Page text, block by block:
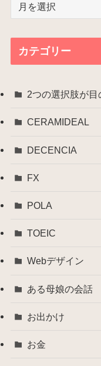
カテゴリー
2つの選択肢が目
CERAMIDEAL
DECENCIA
FX
POLA
TOEIC
Webデザイン
ある母娘の会話
お出かけ
お金